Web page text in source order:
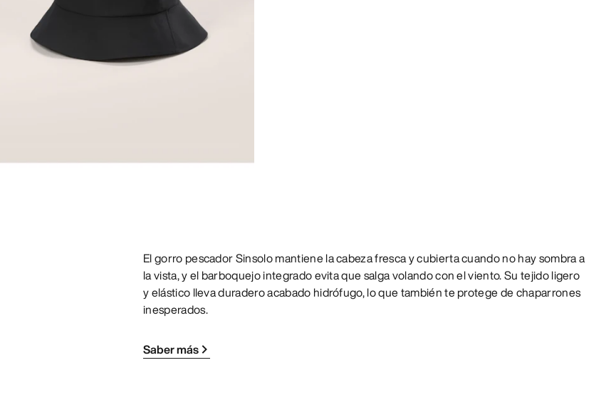
El gorro pescador Sinsolo mantiene la cabeza fresca y cubierta cuando no hay sombra a
la vista, y el barboquejo integrado evita que salga volando con el viento. Su tejido ligero
y elástico lleva duradero acabado hidrófugo, lo que también te protege de chaparrones
inesperados.
Saber más